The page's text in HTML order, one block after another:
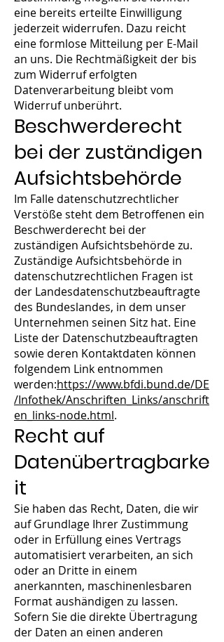
eine bereits erteilte Einwilligung
jederzeit widerrufen. Dazu reicht
eine formlose Mitteilung per E-Mail
an uns. Die Rechtmäßigkeit der bis
zum Widerruf erfolgten
Datenverarbeitung bleibt vom
Widerruf unberührt.
Beschwerderecht
bei der zuständigen
Aufsichtsbehörde
Im Falle datenschutzrechtlicher
Verstöße steht dem Betroffenen ein
Beschwerderecht bei der
zuständigen Aufsichtsbehörde zu.
Zuständige Aufsichtsbehörde in
datenschutzrechtlichen Fragen ist
der Landesdatenschutzbeauftragte
des Bundeslandes, in dem unser
Unternehmen seinen Sitz hat. Eine
Liste der Datenschutzbeauftragten
sowie deren Kontaktdaten können
folgendem Link entnommen
werden:https://www.bfdi.bund.de/DE
/Infothek/Anschriften_Links/anschrift
en_links-node.html.
Recht auf
Datenübertragbarke
it
Sie haben das Recht, Daten, die wir
auf Grundlage Ihrer Zustimmung
oder in Erfüllung eines Vertrags
automatisiert verarbeiten, an sich
oder an Dritte in einem
anerkannten, maschinenlesbaren
Format aushändigen zu lassen.
Sofern Sie die direkte Übertragung
der Daten an einen anderen